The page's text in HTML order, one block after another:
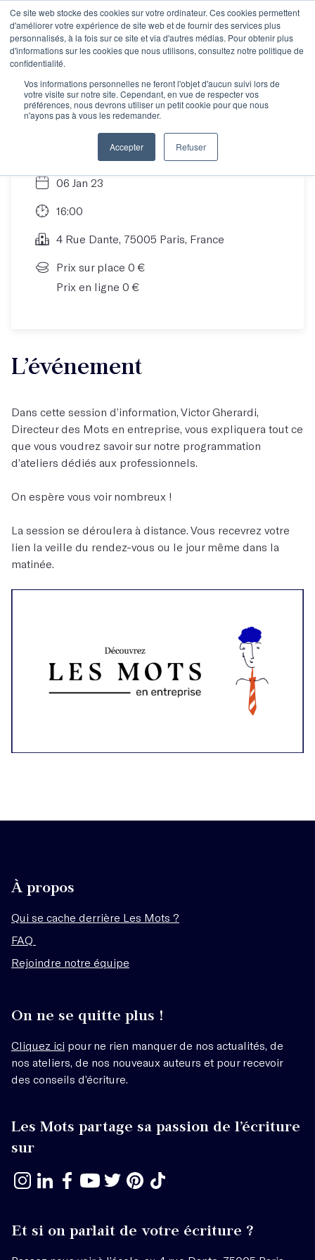
Ce site web stocke des cookies sur votre ordinateur. Ces cookies permettent
d'améliorer votre expérience de site web et de fournir des services plus
personnalisés, à la fois sur ce site et via d'autres médias. Pour obtenir plus
d'informations sur les cookies que nous utilisons, consultez notre politique de
confidentialité.
Vos informations personnelles ne feront l'objet d'aucun suivi lors de
votre visite sur notre site. Cependant, en vue de respecter vos
préférences, nous devrons utiliser un petit cookie pour que nous
n'ayons pas à vous les redemander.
Accepter Refuser
Découvrez Les Mots
en entreprise
06 Jan 23
16:00
4 Rue Dante, 75005 Paris, France
Prix sur place 0 €
Prix en ligne 0 €
L’événement
Dans cette session d’information, Victor Gherardi,
Directeur des Mots en entreprise, vous expliquera tout ce
que vous voudrez savoir sur notre programmation
d’ateliers dédiés aux professionnels.
On espère vous voir nombreux !
La session se déroulera à distance. Vous recevrez votre
lien la veille du rendez-vous ou le jour même dans la
matinée.
À propos
Qui se cache derrière Les Mots ?
FAQ
Rejoindre notre équipe
On ne se quitte plus !
Cliquez ici pour ne rien manquer de nos actualités, de
nos ateliers, de nos nouveaux auteurs et pour recevoir
des conseils d’écriture.
Les Mots partage sa passion de l’écriture
sur
Et si on parlait de votre écriture ?